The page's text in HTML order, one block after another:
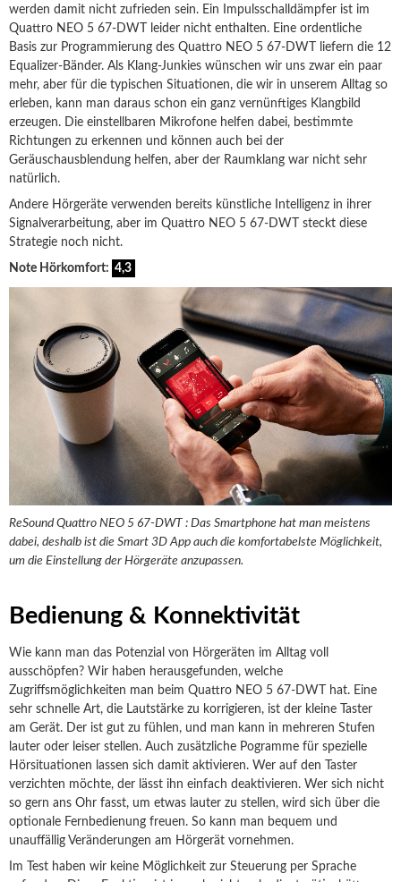
werden damit nicht zufrieden sein. Ein Impulsschalldämpfer ist im
Quattro NEO 5 67-DWT leider nicht enthalten. Eine ordentliche
Basis zur Programmierung des Quattro NEO 5 67-DWT liefern die 12
Equalizer-Bänder. Als Klang-Junkies wünschen wir uns zwar ein paar
mehr, aber für die typischen Situationen, die wir in unserem Alltag so
erleben, kann man daraus schon ein ganz vernünftiges Klangbild
erzeugen. Die einstellbaren Mikrofone helfen dabei, bestimmte
Richtungen zu erkennen und können auch bei der
Geräuschausblendung helfen, aber der Raumklang war nicht sehr
natürlich.
Andere Hörgeräte verwenden bereits künstliche Intelligenz in ihrer
Signalverarbeitung, aber im Quattro NEO 5 67-DWT steckt diese
Strategie noch nicht.
Note Hörkomfort: 4,3
ReSound Quattro NEO 5 67-DWT : Das Smartphone hat man meistens
dabei, deshalb ist die Smart 3D App auch die komfortabelste Möglichkeit,
um die Einstellung der Hörgeräte anzupassen.
Bedienung & Konnektivität
Wie kann man das Potenzial von Hörgeräten im Alltag voll
ausschöpfen? Wir haben herausgefunden, welche
Zugriffsmöglichkeiten man beim Quattro NEO 5 67-DWT hat. Eine
sehr schnelle Art, die Lautstärke zu korrigieren, ist der kleine Taster
am Gerät. Der ist gut zu fühlen, und man kann in mehreren Stufen
lauter oder leiser stellen. Auch zusätzliche Pogramme für spezielle
Hörsituationen lassen sich damit aktivieren. Wer auf den Taster
verzichten möchte, der lässt ihn einfach deaktivieren. Wer sich nicht
so gern ans Ohr fasst, um etwas lauter zu stellen, wird sich über die
optionale Fernbedienung freuen. So kann man bequem und
unauffällig Veränderungen am Hörgerät vornehmen.
Im Test haben wir keine Möglichkeit zur Steuerung per Sprache